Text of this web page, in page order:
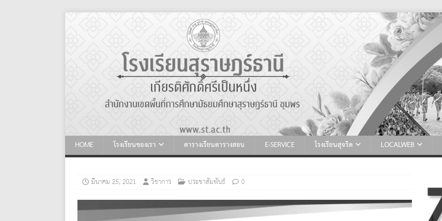
HOME โรงเรียนของเรา ตารางเรียนตารางสอน E-SERVICE โรงเรียนสุจริต LOCALWEB
มีนาคม 25, 2021 วิชาการ ประชาสัมพันธ์ 0